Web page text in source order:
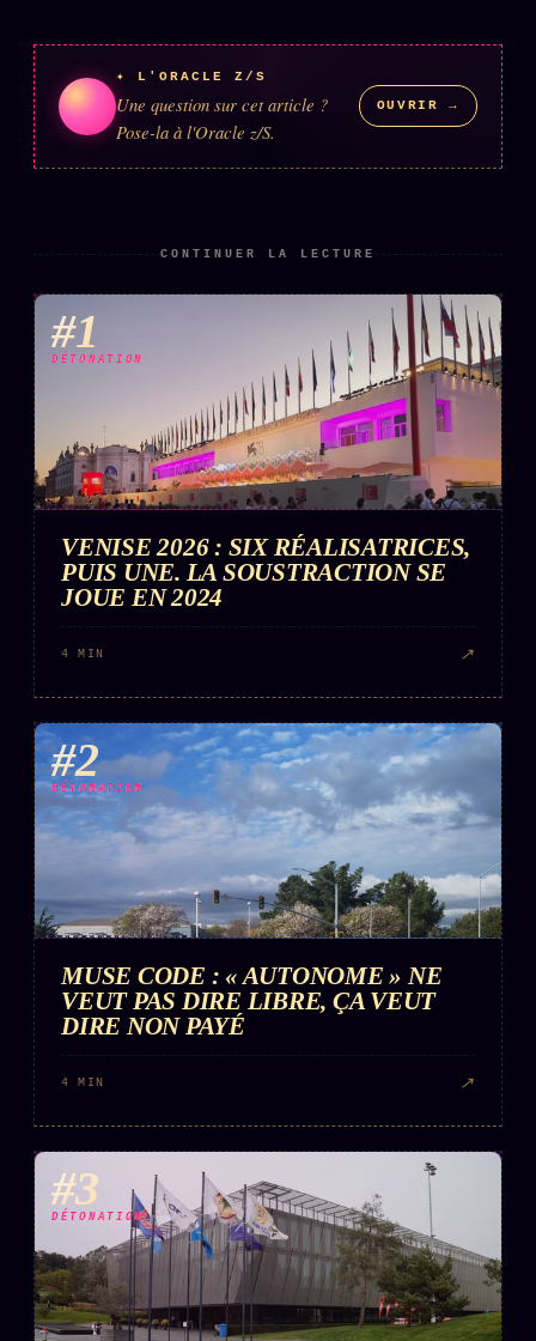
ÉQUIPE + AUTEURS
À propos
Founders
Personas
Who is who
Signatures
Charte éditoriale
Studios
Words RadioFM
Archive complète
Récents
À la une
Recherche ⌕
Tous les tags
Soumettre un tip
Presse
Business
FAQ
Corrections · Erratum
Mentions légales
llms.txt
✦ L'ORACLE Z/S
Une question sur cet article ?
Pose-la à l'Oracle z/S.
OUVRIR →
CONTINUER LA LECTURE
#1
DÉTONATION
VENISE 2026 : SIX RÉALISATRICES,
PUIS UNE. LA SOUSTRACTION SE
JOUE EN 2024
4 MIN ↗
#2
DÉTONATION
MUSE CODE : « AUTONOME » NE
VEUT PAS DIRE LIBRE, ÇA VEUT
DIRE NON PAYÉ
4 MIN ↗
#3
DÉTONATION